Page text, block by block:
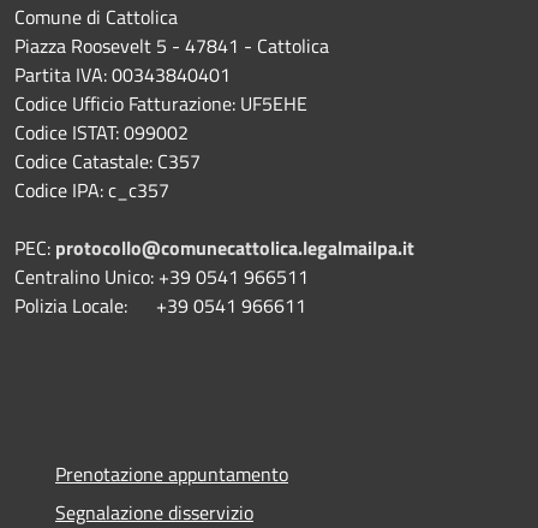
Comune di Cattolica
Piazza Roosevelt 5 - 47841 - Cattolica
Partita IVA: 00343840401
Codice Ufficio Fatturazione: UF5EHE
Codice ISTAT: 099002
Codice Catastale: C357
Codice IPA: c_c357
PEC: protocollo@comunecattolica.legalmailpa.it
Centralino Unico: +39 0541 966511
Polizia Locale: +39 0541 966611
Prenotazione appuntamento
Segnalazione disservizio